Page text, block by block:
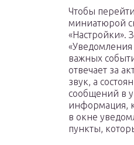
Чтобы
миниатюрой
«Настройки».
важных
отвечает за
звук, а
сообщений в
информация,
в окне
пункты,